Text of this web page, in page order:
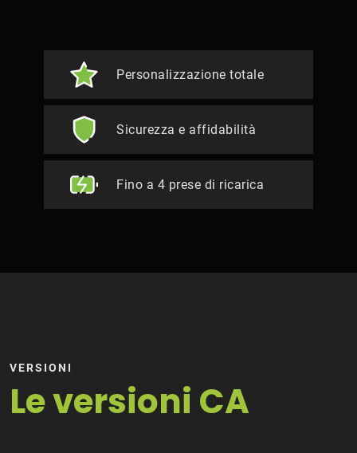
Personalizzazione totale
Sicurezza e affidabilità
Fino a 4 prese di ricarica
VERSIONI
Le versioni CA